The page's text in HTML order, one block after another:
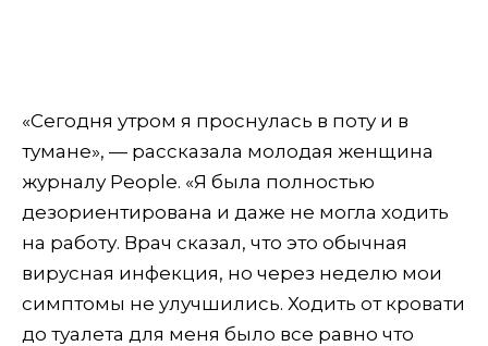
«Сегодня утром я проснулась в поту и в
тумане», — рассказала молодая женщина
журналу People. «Я была полностью
дезориентирована и даже не могла ходить
на работу. Врач сказал, что это обычная
вирусная инфекция, но через неделю мои
симптомы не улучшились. Ходить от кровати
до туалета для меня было все равно что